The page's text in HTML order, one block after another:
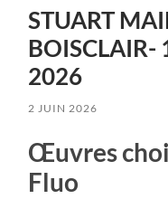
STUART
2026
2 JUIN 2026
Œuvres
Fluo